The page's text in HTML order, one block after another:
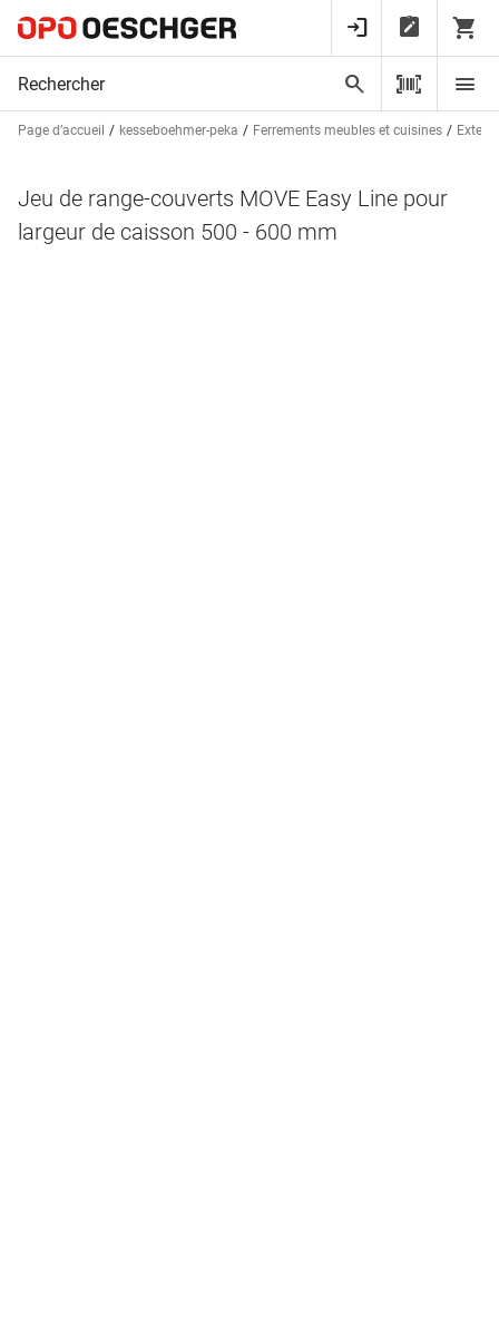
Page d’accueil kesseboehmer-peka Ferrements meubles et cuisines
Jeu de range-couverts MOVE Easy Line pour
largeur de caisson 500 - 600 mm